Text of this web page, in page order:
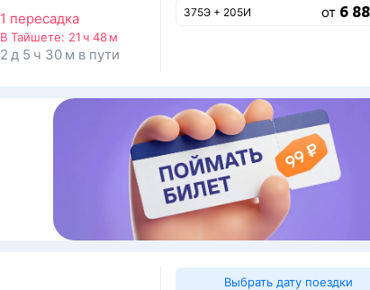
1 пересадка
В Тайшете: 21 ч 48 м
2 д 5 ч 30 м в пути
375Э + 205И от 6
Выбрать дату поездки